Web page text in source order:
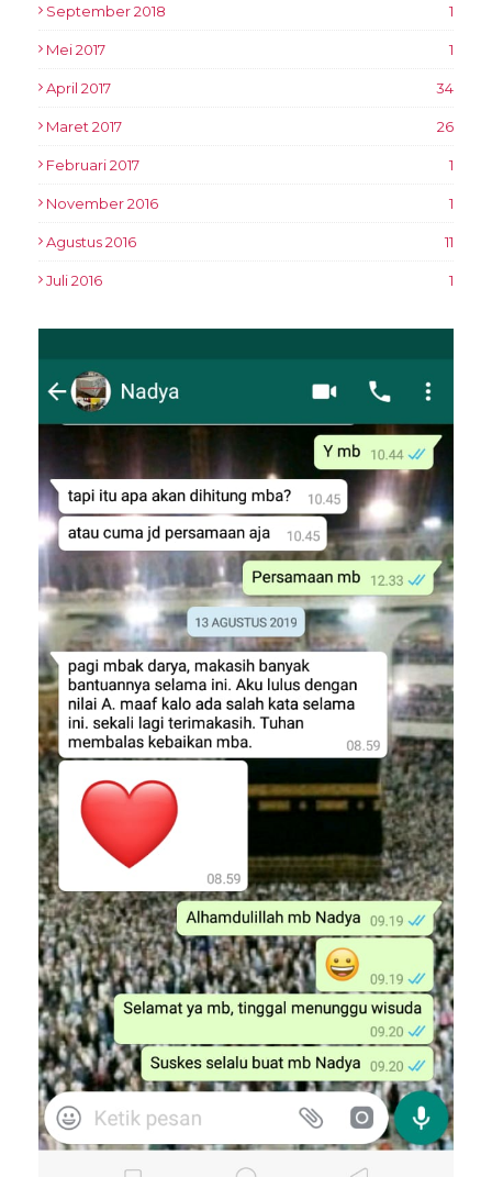
September 2018 1
Mei 2017 1
April 2017 34
Maret 2017 26
Februari 2017 1
November 2016 1
Agustus 2016 11
Juli 2016 1